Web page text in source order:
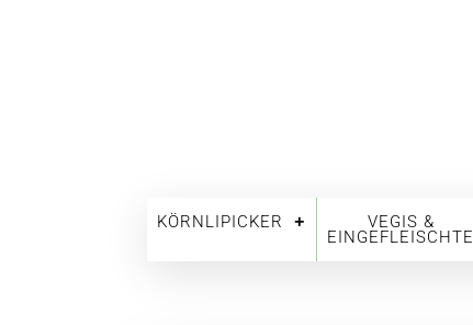
KÖRNLIPICKER VEGIS &
EINGEFLEISCHTE